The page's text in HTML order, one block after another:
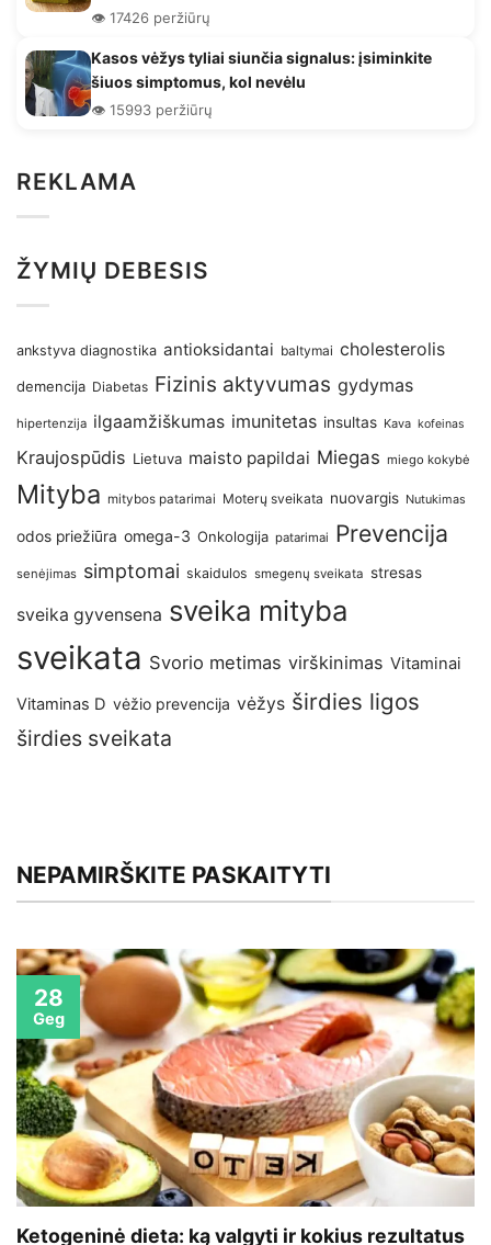
👁️ 17426 peržiūrų
Kasos vėžys tyliai siunčia signalus: įsiminkite
šiuos simptomus, kol nevėlu
👁️ 15993 peržiūrų
REKLAMA
ŽYMIŲ DEBESIS
ankstyva diagnostika antioksidantai baltymai cholesterolis
demencija Diabetas Fizinis aktyvumas gydymas
hipertenzija ilgaamžiškumas imunitetas insultas Kava kofeinas
Kraujospūdis Lietuva maisto papildai Miegas miego kokybė
Mityba mitybos patarimai Moterų sveikata nuovargis Nutukimas
odos priežiūra omega-3 Onkologija patarimai Prevencija
senėjimas simptomai skaidulos smegenų sveikata stresas
sveika gyvensena sveika mityba
sveikata Svorio metimas virškinimas Vitaminai
Vitaminas D vėžio prevencija vėžys širdies ligos
širdies sveikata
NEPAMIRŠKITE PASKAITYTI
Ketogeninė dieta: ką valgyti ir kokius rezultatus
28
Geg